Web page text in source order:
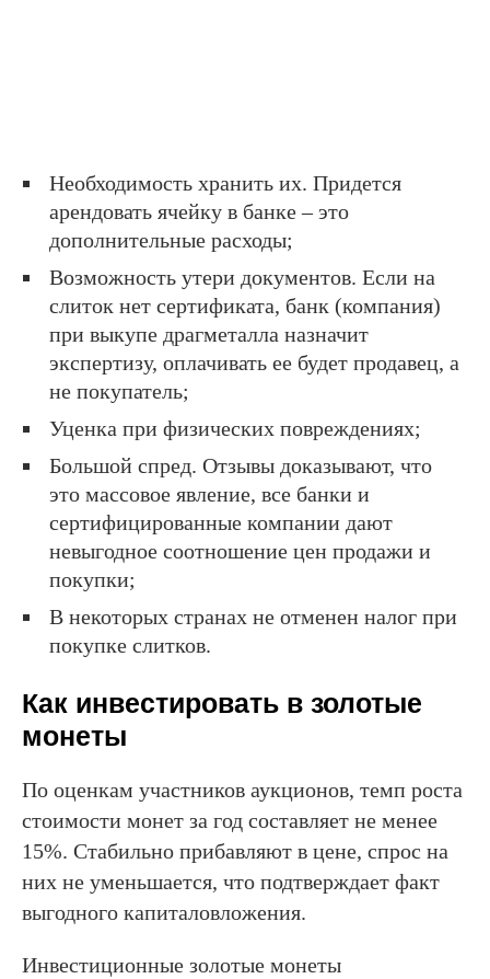
Необходимость хранить их. Придется
арендовать ячейку в банке – это
дополнительные расходы;
Возможность утери документов. Если на
слиток нет сертификата, банк (компания)
при выкупе драгметалла назначит
экспертизу, оплачивать ее будет продавец, а
не покупатель;
Уценка при физических повреждениях;
Большой спред. Отзывы доказывают, что
это массовое явление, все банки и
сертифицированные компании дают
невыгодное соотношение цен продажи и
покупки;
В некоторых странах не отменен налог при
покупке слитков.
Как инвестировать в золотые
монеты
По оценкам участников аукционов, темп роста
стоимости монет за год составляет не менее
15%. Стабильно прибавляют в цене, спрос на
них не уменьшается, что подтверждает факт
выгодного капиталовложения.
Инвестиционные золотые монеты